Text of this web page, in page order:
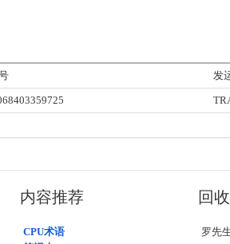
发
内容推荐
CPU术语
回
罗先